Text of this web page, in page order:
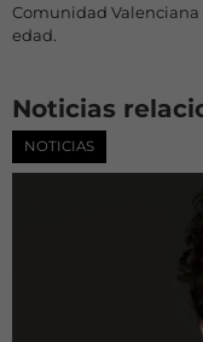
Comunidad
edad.
Noticias
NOTICIAS